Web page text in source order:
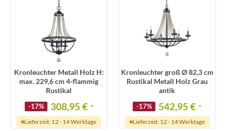
Kronleuchter Metall Holz H:
max. 229,6 cm 4-flammig
Rustikal
-17% 308,95 € *
Lieferzeit: 12 - 14 Werktage
Kronleuchter groß Ø 82,3 cm
Rustikal Metall Holz Grau
antik
-17% 542,95 € *
Lieferzeit: 12 - 14 Werktage